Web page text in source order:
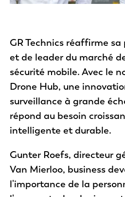
GR Technics réaffirme
et de leader du marché
sécurité mobile. Avec le
Drone Hub, une
surveillance à grande
répond au besoin
intelligente et durable.
Gunter Roefs, directeur
Van Mierloo, business
l'importance de la